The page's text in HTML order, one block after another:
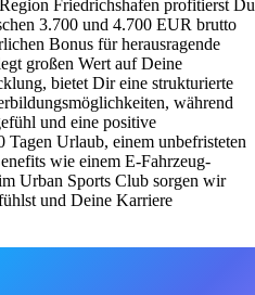
Friedrichshafen profitierst Du
3.700 und 4.700 EUR brutto
Bonus für herausragende
großen Wert auf Deine
bietet Dir eine strukturierte
während
und eine positive
Urlaub, einem unbefristeten
wie einem E-Fahrzeug-
Urban Sports Club sorgen wir
und Deine Karriere